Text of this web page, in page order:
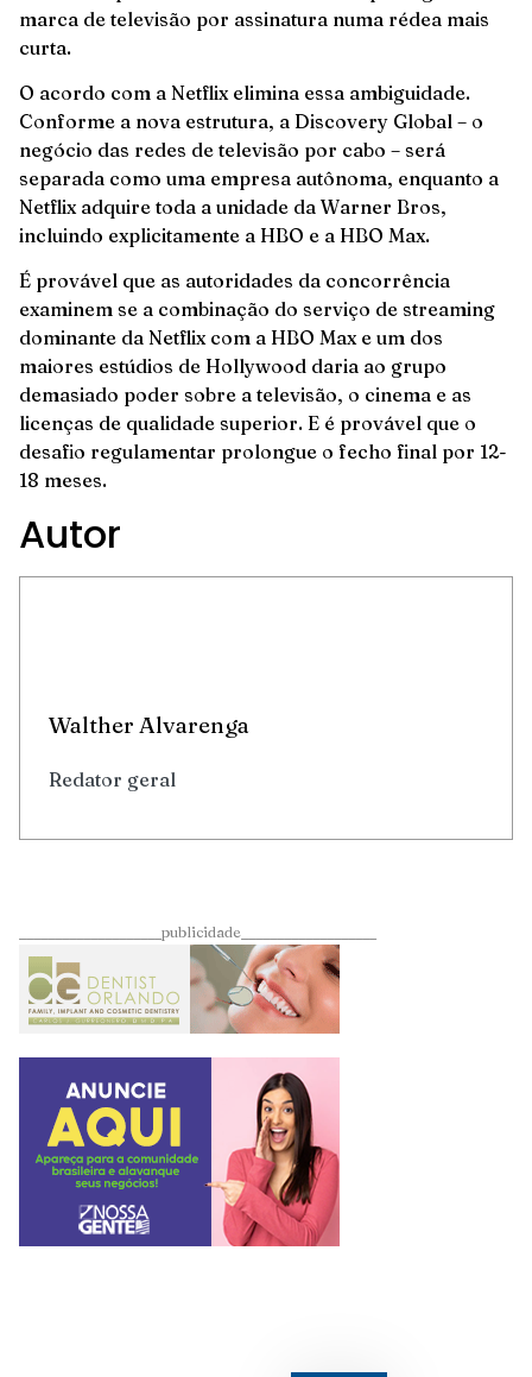
marca de televisão por assinatura numa rédea mais
curta.
O acordo com a Netflix elimina essa ambiguidade.
Conforme a nova estrutura, a Discovery Global – o
negócio das redes de televisão por cabo – será
separada como uma empresa autônoma, enquanto a
Netflix adquire toda a unidade da Warner Bros,
incluindo explicitamente a HBO e a HBO Max.
É provável que as autoridades da concorrência
examinem se a combinação do serviço de streaming
dominante da Netflix com a HBO Max e um dos
maiores estúdios de Hollywood daria ao grupo
demasiado poder sobre a televisão, o cinema e as
licenças de qualidade superior. E é provável que o
desafio regulamentar prolongue o fecho final por 12-
18 meses.
Autor
Walther Alvarenga
Redator geral
____________________publicidade___________________